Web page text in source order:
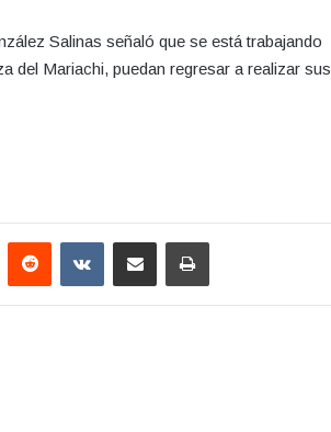
Salinas señaló que se está trabajando
del Mariachi, puedan regresar a realizar sus
Reddit VKontakteCompartir por correo electrónicoImprimir